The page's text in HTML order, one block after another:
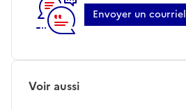
Envoyer un courriel
Voir aussi